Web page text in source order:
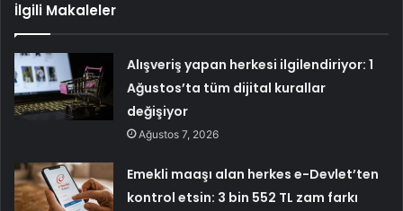
İlgili Makaleler
Alışveriş yapan herkesi ilgilendiriyor: 1
Ağustos’ta tüm dijital kurallar
değişiyor
Ağustos 7, 2026
Emekli maaşı alan herkes e-Devlet’ten
kontrol etsin: 3 bin 552 TL zam farkı